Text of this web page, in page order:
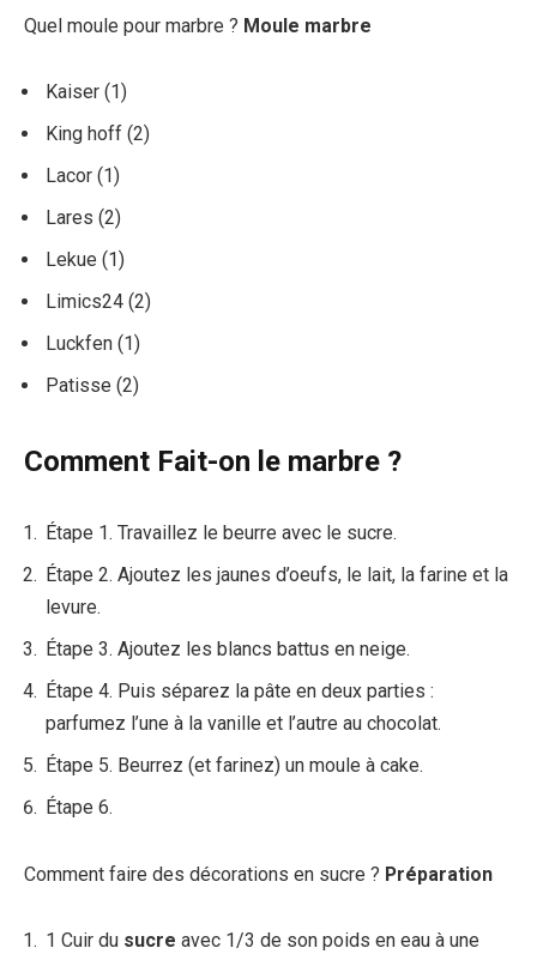
Quel moule pour marbre ? Moule marbre
Kaiser (1)
King hoff (2)
Lacor (1)
Lares (2)
Lekue (1)
Limics24 (2)
Luckfen (1)
Patisse (2)
Comment Fait-on le marbre ?
Étape 1. Travaillez le beurre avec le sucre.
Étape 2. Ajoutez les jaunes d’oeufs, le lait, la farine et la
levure.
Étape 3. Ajoutez les blancs battus en neige.
Étape 4. Puis séparez la pâte en deux parties :
parfumez l’une à la vanille et l’autre au chocolat.
Étape 5. Beurrez (et farinez) un moule à cake.
Étape 6.
Comment faire des décorations en sucre ? Préparation
1 Cuir du sucre avec 1/3 de son poids en eau à une